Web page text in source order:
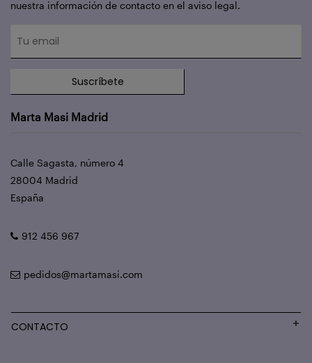
nuestra información de contacto en el aviso legal.
Suscríbete
Marta Masi Madrid
Calle Sagasta, número 4
28004 Madrid
España
912 456 967
pedidos@martamasi.com
CONTACTO